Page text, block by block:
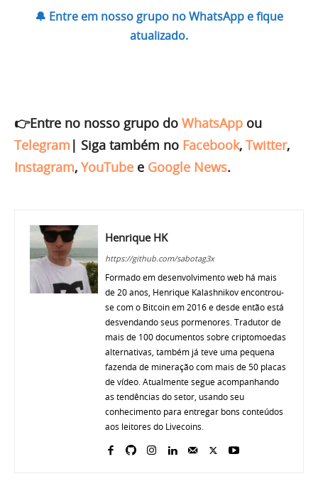
🔔 Entre em nosso grupo no WhatsApp e fique
atualizado.
👉Entre no nosso grupo do WhatsApp ou
Telegram | Siga também no Facebook, Twitter,
Instagram, YouTube e Google News.
Henrique HK
https://github.com/sabotag3x
Formado em desenvolvimento web há mais
de 20 anos, Henrique Kalashnikov encontrou-
se com o Bitcoin em 2016 e desde então está
desvendando seus pormenores. Tradutor de
mais de 100 documentos sobre criptomoedas
alternativas, também já teve uma pequena
fazenda de mineração com mais de 50 placas
de vídeo. Atualmente segue acompanhando
as tendências do setor, usando seu
conhecimento para entregar bons conteúdos
aos leitores do Livecoins.